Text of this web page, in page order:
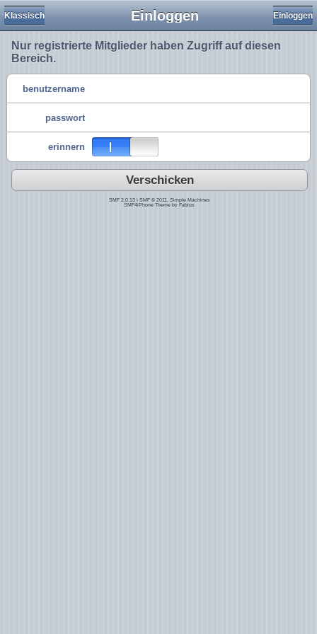
Einloggen
Klassisch Einloggen
Nur registrierte Mitglieder haben Zugriff auf diesen
Bereich.
benutzername
passwort
erinnern
Verschicken
SMF 2.0.13| SMF © 2011
Simple Machines
SMF4iPhone Theme by Fabius